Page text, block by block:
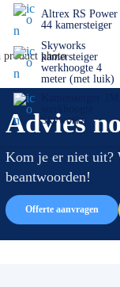
Altrex RS Power
44 kamersteiger
Skyworks
kamersteiger
werkhoogte 4
meter (met luik)
Skyworks
Advies
Kom je er niet uit?
beantwoorden!
Offerte aanvragen